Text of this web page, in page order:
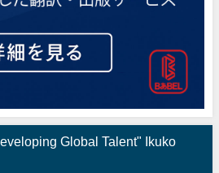
Global Talent" Ikuko